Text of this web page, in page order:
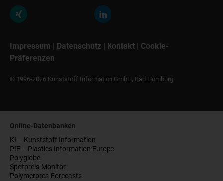
Impressum | Datenschutz | Kontakt | Cookie-
Präferenzen
© 1996-2026 Kunststoff Information GmbH, Bad Homburg
Online-Datenbanken
KI – Kunststoff Information
PIE – Plastics Information Europe
Polyglobe
Spotpreis-Monitor
Polymerpres-Forecasts